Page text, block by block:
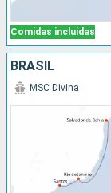
Comidas incluidas
BRASIL
MSC Divina